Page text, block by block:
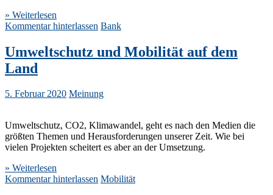
» Weiterlesen
Kommentar hinterlassen Bank
Umweltschutz und Mobilität auf dem
Land
5. Februar 2020 Meinung
Umweltschutz, CO2, Klimawandel, geht es nach den Medien die
größten Themen und Herausforderungen unserer Zeit. Wie bei
vielen Projekten scheitert es aber an der Umsetzung.
» Weiterlesen
Kommentar hinterlassen Mobilität